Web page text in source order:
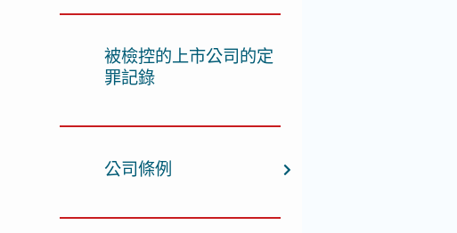
被檢控的上市公司的定
罪記錄
公司條例